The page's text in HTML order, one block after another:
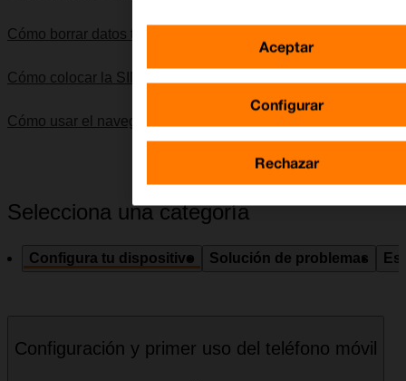
Cómo borrar datos temporales
Cómo colocar la SIM
Cómo usar el navegador web
Selecciona una categoría
Configura tu dispositivo Solución de problemas
Configuración y primer uso del teléfono móvil
Configurar
Rechazar
Aceptar